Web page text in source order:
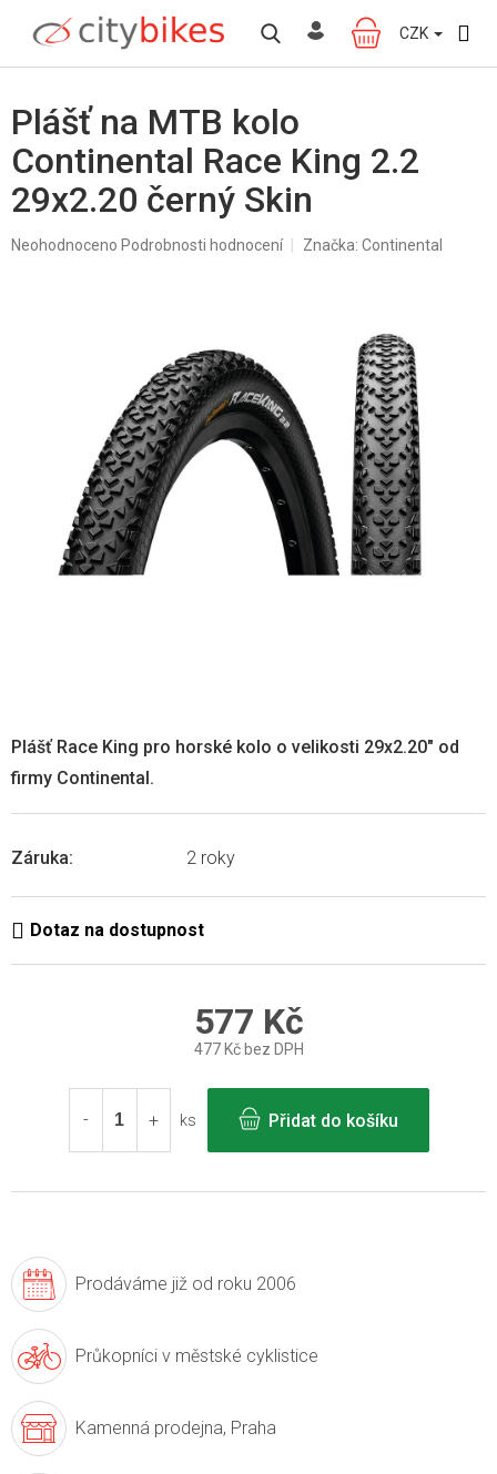
obsah
NÁKUPNÍ
KOŠÍK
CZK
Plášť na MTB kolo
Continental Race King 2.2
29x2.20 černý Skin
Průměrné
Neohodnoceno Podrobnosti hodnocení Značka: Continental
Záruka: 2 roky
Plášť Race King pro horské kolo o velikosti 29x2.20" od
firmy Continental.
577 Kč
477 Kč bez DPH
cena:
ks
Přidat do košíku
Prodáváme již od roku 2006
Průkopníci v městské cyklistice
Kamenná prodejna, Praha